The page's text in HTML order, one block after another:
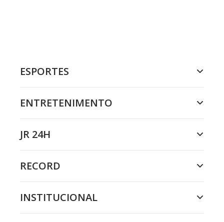
ESPORTES
ENTRETENIMENTO
JR 24H
RECORD
INSTITUCIONAL